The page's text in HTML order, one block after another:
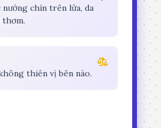
chín trên lửa, da
thiên vị bên nào.